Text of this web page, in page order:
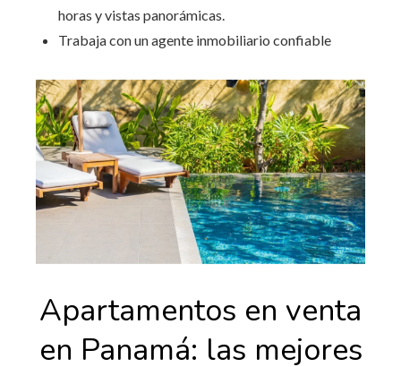
horas y vistas panorámicas.
Trabaja con un agente inmobiliario confiable
Apartamentos en venta
en Panamá: las mejores